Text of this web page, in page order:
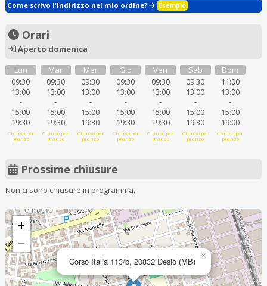
Come scrivo l'indirizzo nel mio ordine? Esempio
Orari
Aperto domenica
Lun
09:30
13:00
-
15:00
19:30
Chiuso per
pranzo
Mar
09:30
13:00
-
15:00
19:30
Chiuso per
pranzo
Mer
09:30
13:00
-
15:00
19:30
Chiuso per
pranzo
Gio
09:30
13:00
-
15:00
19:30
Chiuso per
pranzo
Ven
09:30
13:00
-
15:00
19:30
Chiuso per
pranzo
Sab
09:30
13:00
-
15:00
19:30
Chiuso per
pranzo
Dom
11:00
13:00
-
15:00
19:00
Chiuso per
pranzo
Prossime chiusure
Non ci sono chiusure in programma.
Corso Italia 113/b, 20832 Desio (MB) ×
+
−